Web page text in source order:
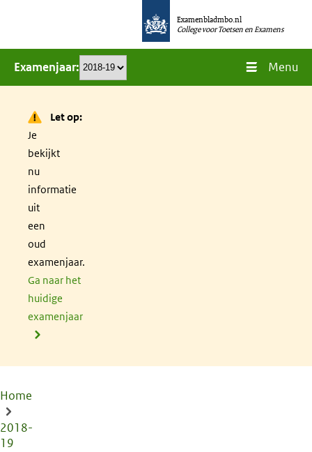
naar
inhoud
Examenbladmbo.nl
College voor Toetsen en Examens
Examenjaar Menu
Let op:
Je
bekijkt
nu
informatie
uit
een
oud
examenjaar.
Ga naar het
huidige
examenjaar
Kruimelpad
Home
2018-
19